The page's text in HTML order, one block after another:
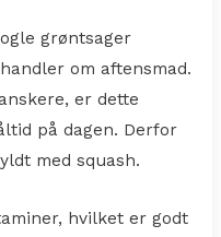
grøntsager
om aftensmad.
er dette
på dagen. Derfor
med squash.
hvilket er godt